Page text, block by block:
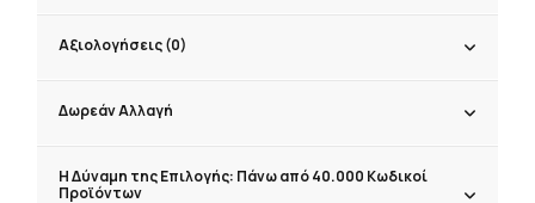
Αξιολογήσεις (0)
Δωρεάν Αλλαγή
Η Δύναμη της Επιλογής: Πάνω από 40.000 Κωδικοί
Προϊόντων